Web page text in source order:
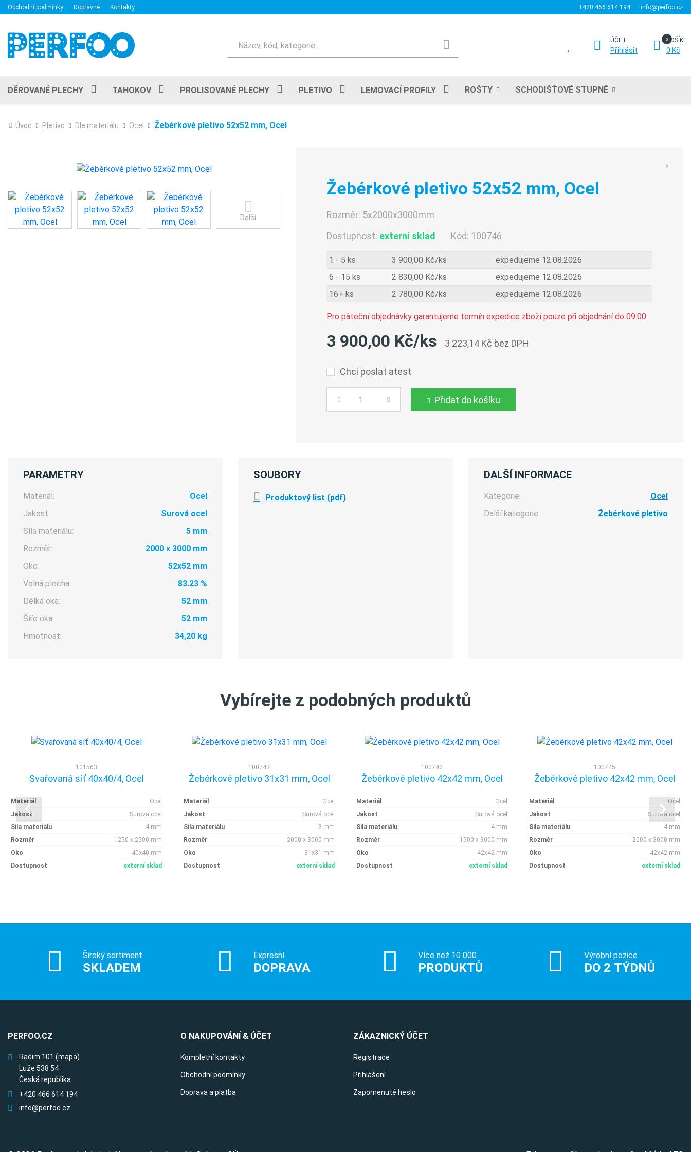
Obchodní podmínky Dopravné Kontakty +420 466 614 194 info@perfoo.cz
ÚČET
Přihlásit
KOŠÍK
0 Kč
DĚROVANÉ PLECHY TAHOKOV PROLISOVANÉ PLECHY PLETIVO LEMOVACÍ PROFILY ROŠTY SCHODIŠŤOVÉ STUPNĚ
Úvod Pletivo Dle materiálu Ocel Žebérkové pletivo 52x52 mm, Ocel
Další
Žebérkové pletivo 52x52 mm, Ocel
Rozměr: 5x2000x3000mm
Dostupnost: externí sklad Kód: 100746
1 - 5 ks 3 900,00 Kč/ks
expedujeme 12.08.2026
6 - 15 ks
2 830,00 Kč/ks
expedujeme 12.08.2026
16+ ks
2 780,00 Kč/ks expedujeme 12.08.2026
Pro páteční objednávky garantujeme termín expedice zboží pouze při objednání do 09:00.
3 900,00 Kč/ks 3 223,14 Kč bez DPH
Chci poslat atest
Počet Přidat do košíku
PARAMETRY
Materiál:
Ocel
Jakost:
Surová ocel
Síla materiálu:
5 mm
Rozměr:
2000 x 3000 mm
Oko:
52x52 mm
Volná plocha:
83.23 %
Délka oka:
52 mm
Šíře oka:
52 mm
Hmotnost:
34,20 kg
SOUBORY
Produktový list (pdf)
DALŠÍ INFORMACE
Kategorie:
Ocel
Další kategorie:
Žebérkové pletivo
Vybírejte z podobných produktů
101563
Svařovaná síť 40x40/4, Ocel
Materiál
Ocel
Jakost
Surová ocel
Síla materiálu
4 mm
Rozměr
1250 x 2500 mm
Oko
40x40 mm
Dostupnost
externí sklad
100743
Žebérkové pletivo 31x31 mm, Ocel
Materiál
Ocel
Jakost
Surová ocel
Síla materiálu
3 mm
Rozměr
2000 x 3000 mm
Oko
31x31 mm
Dostupnost
externí sklad
100742
Žebérkové pletivo 42x42 mm, Ocel
Materiál
Ocel
Jakost
Surová ocel
Síla materiálu
4 mm
Rozměr
1500 x 3000 mm
Oko
42x42 mm
Dostupnost
externí sklad
100745
Žebérkové pletivo 42x42 mm, Ocel
Materiál
Ocel
Jakost
Surová ocel
Síla materiálu
4 mm
Rozměr
2000 x 3000 mm
Oko
42x42 mm
Dostupnost
externí sklad
Široký sortiment
SKLADEM
Expresní
DOPRAVA
Více než 10 000
PRODUKTŮ
Výrobní pozice
DO 2 TÝDNŮ
PERFOO.CZ
Radim 101 (mapa)
Luže 538 54
Česká republika
+420 466 614 194
info@perfoo.cz
O NAKUPOVÁNÍ & ÚČET
Kompletní kontakty
Obchodní podmínky
Doprava a platba
ZÁKAZNICKÝ ÚČET
Registrace
Přihlášení
Zapomenuté heslo